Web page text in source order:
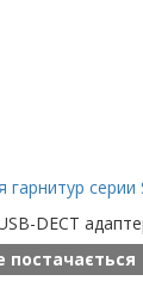
серии
DECT
постачається